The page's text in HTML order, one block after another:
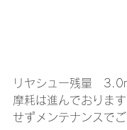
リヤシュー残量　
摩耗は進んでおりま
せずメンテナンスでご